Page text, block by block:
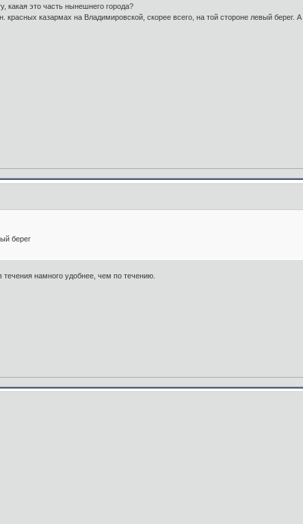
какая это часть нынешнего города?
красных казармах на Владимировской, скорее всего, на той стороне левый
берег
течения намного удобнее, чем по течению.